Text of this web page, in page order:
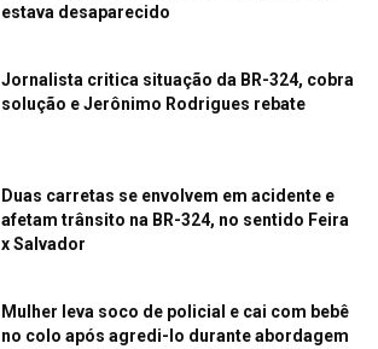
estava desaparecido
Jornalista critica situação da BR-324, cobra
solução e Jerônimo Rodrigues rebate
Duas carretas se envolvem em acidente e
afetam trânsito na BR-324, no sentido Feira
x Salvador
Mulher leva soco de policial e cai com bebê
no colo após agredi-lo durante abordagem